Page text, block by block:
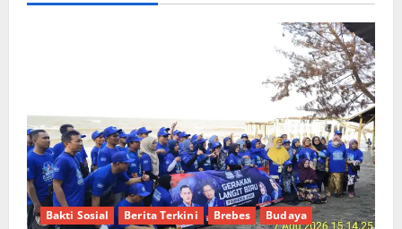
Bakti Sosial Berita Terkini Brebes
Budaya